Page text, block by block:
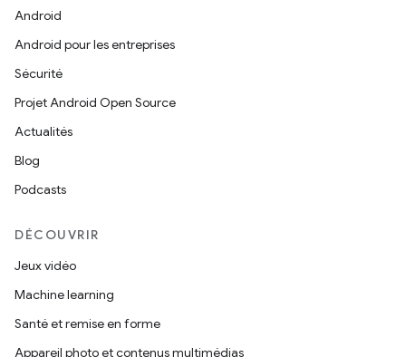
Android
Android pour les entreprises
Sécurité
Projet Android Open Source
Actualités
Blog
Podcasts
DÉCOUVRIR
Jeux vidéo
Machine learning
Santé et remise en forme
Appareil photo et contenus multimédias